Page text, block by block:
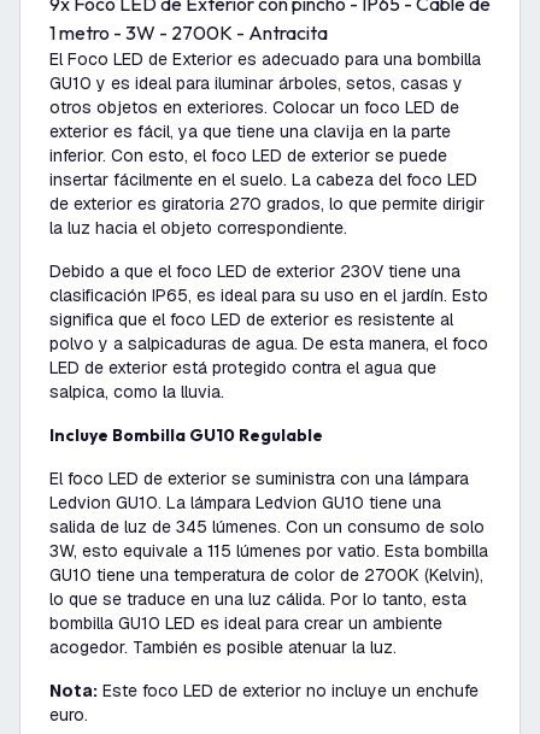
1 metro - 3W - 2700K - Antracita
El Foco LED de Exterior es adecuado para una bombilla
GU10 y es ideal para iluminar árboles, setos, casas y
otros objetos en exteriores. Colocar un foco LED de
exterior es fácil, ya que tiene una clavija en la parte
inferior. Con esto, el foco LED de exterior se puede
insertar fácilmente en el suelo. La cabeza del foco LED
de exterior es giratoria 270 grados, lo que permite dirigir
la luz hacia el objeto correspondiente.
Debido a que el foco LED de exterior 230V tiene una
clasificación IP65, es ideal para su uso en el jardín. Esto
significa que el foco LED de exterior es resistente al
polvo y a salpicaduras de agua. De esta manera, el foco
LED de exterior está protegido contra el agua que
salpica, como la lluvia.
Incluye Bombilla GU10 Regulable
El foco LED de exterior se suministra con una lámpara
Ledvion GU10. La lámpara Ledvion GU10 tiene una
salida de luz de 345 lúmenes. Con un consumo de solo
3W, esto equivale a 115 lúmenes por vatio. Esta bombilla
GU10 tiene una temperatura de color de 2700K (Kelvin),
lo que se traduce en una luz cálida. Por lo tanto, esta
bombilla GU10 LED es ideal para crear un ambiente
acogedor. También es posible atenuar la luz.
Nota: Este foco LED de exterior no incluye un enchufe
euro.